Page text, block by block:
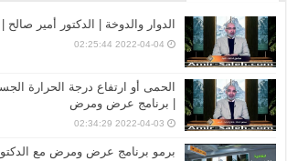
الدوار والدوخة | الدكتور أمير
2022-04-04 02:25:44
الحمى أو ارتفاع درجة الحرارة
| برنامج عرض ومرض
2022-04-03 02:34:29
برمو برنامج عرض ومرض مع